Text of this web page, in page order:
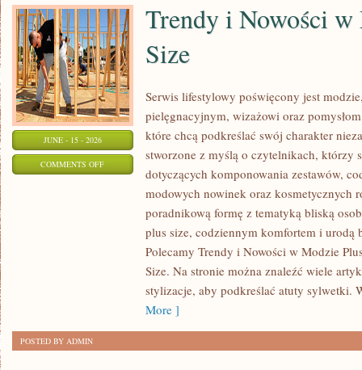
JUNE - 15 - 2026
COMMENTS OFFON
Trendy i Nowości w
Size
Serwis lifestylowy poświęcony jest
pielęgnacyjnym, wizażowi oraz
które chcą podkreślać swój charakter
stworzone z myślą o czytelnikach, którzy
dotyczących komponowania zestawów,
modowych nowinek oraz kosmetycznych
poradnikową formę z tematyką bliską
plus size, codziennym komfortem i urodą
Polecamy Trendy i Nowości w Modzie
Size. Na stronie można znaleźć wiele
stylizacje, aby podkreślać atuty sylwetki.
More ]
POSTED BY ADMIN